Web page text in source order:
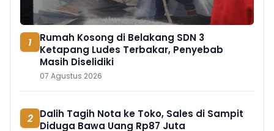
1
Rumah Kosong di Belakang SDN 3
Ketapang Ludes Terbakar, Penyebab
Masih Diselidiki
07 Agustus 2026
2 Dalih Tagih Nota ke Toko, Sales di Sampit
Diduga Bawa Uang Rp87 Juta